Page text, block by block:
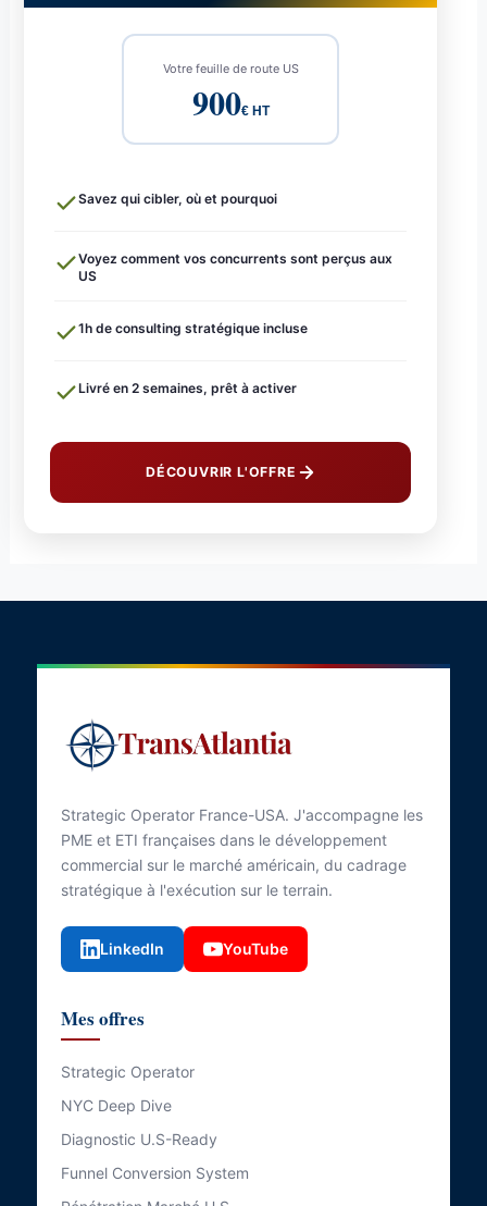
Votre feuille de route US
900€ HT
Savez qui cibler, où et pourquoi
Voyez comment vos concurrents sont perçus aux
US
1h de consulting stratégique incluse
Livré en 2 semaines, prêt à activer
DÉCOUVRIR L'OFFRE
Strategic Operator France-USA. J'accompagne les
PME et ETI françaises dans le développement
commercial sur le marché américain, du cadrage
stratégique à l'exécution sur le terrain.
LinkedIn YouTube
Mes offres
Strategic Operator
NYC Deep Dive
Diagnostic U.S-Ready
Funnel Conversion System